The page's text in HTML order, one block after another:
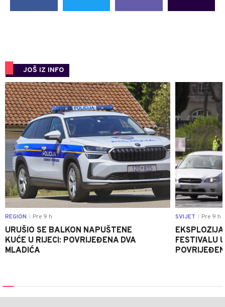
JOŠ IZ INFO
0
REGION Pre 9 h
URUŠIO SE BALKON NAPUŠTENE
KUĆE U RIJECI: POVRIJEĐENA DVA
MLADIĆA
SVIJET Pre 9 h
FESTIVALU